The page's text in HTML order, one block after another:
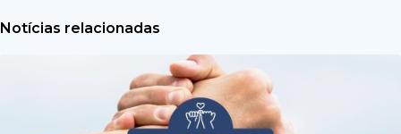
Notícias relacionadas